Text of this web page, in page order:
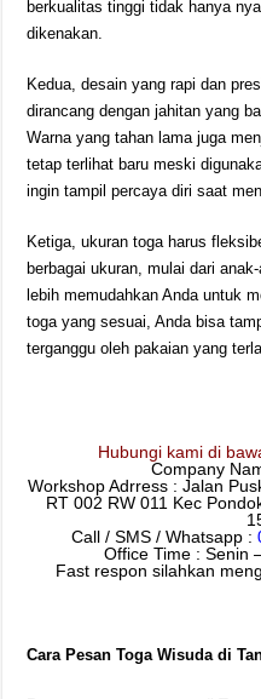
berkualitas tinggi tidak hanya
dikenakan.
Kedua, desain yang rapi dan
dirancang dengan jahitan yang
Warna yang tahan lama juga
tetap terlihat baru meski
ingin tampil percaya diri saat
Ketiga, ukuran toga harus
berbagai ukuran, mulai dari
lebih memudahkan Anda untuk
toga yang sesuai, Anda bisa
terganggu oleh pakaian yang
Hubungi kami di
Company
Workshop Adrress : Jalan
RT 002 RW 011 Kec
Call / SMS / Whatsapp :
Office Time : Senin
Fast respon silahkan
Cara Pesan Toga Wisuda di